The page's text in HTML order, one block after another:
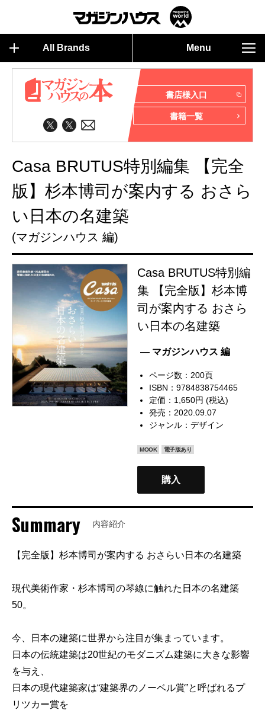
All Brands Menu
書店様入口
書籍一覧
Casa BRUTUS特別編集 【完全
版】杉本博司が案内する おさら
い日本の名建築
(マガジンハウス 編)
Casa BRUTUS特別編
集 【完全版】杉本博
司が案内する おさら
い日本の名建築
— マガジンハウス 編
ページ数：200頁
ISBN：9784838754465
定価：1,650円 (税込)
発売：2020.09.07
ジャンル：デザイン
MOOK 電子版あり
購入
Summary 内容紹介
【完全版】杉本博司が案内する おさらい日本の名建築
現代美術作家・杉本博司の琴線に触れた日本の名建築
50。
今、日本の建築に世界から注目が集まっています。
日本の伝統建築は20世紀のモダニズム建築に大きな影響
を与え、
日本の現代建築家は“建築界のノーベル賞”と呼ばれるプ
リツカー賞を